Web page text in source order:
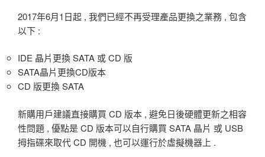
2017年6月1日起 , 我們已經不再受理產品更換之業務 , 包含
以下 :
IDE 晶片更換 SATA 或 CD 版
SATA晶片更換CD版本
CD 版更換 SATA
新購用戶建議直接購買 CD 版本 , 避免日後硬體更新之相容
性問題 , 優點是 CD 版本可以自行購買 SATA 晶片 或 USB
拇指碟來取代 CD 開機 , 也可以運行於虛擬機器上 .